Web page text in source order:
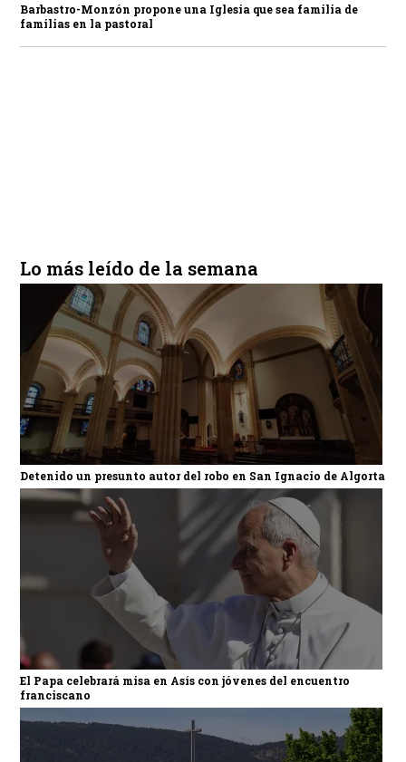
Barbastro-Monzón propone una Iglesia que sea familia de
familias en la pastoral
Lo más leído de la semana
Detenido un presunto autor del robo en San Ignacio de Algorta
El Papa celebrará misa en Asís con jóvenes del encuentro
franciscano